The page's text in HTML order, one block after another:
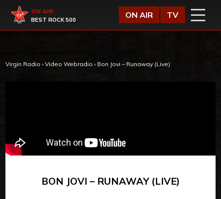
Virgin Radio
ON AIR
BEST ROCK 500
ON AIR TV
Virgin Radio › Video Webradio › Bon Jovi – Runaway (Live)
BON JOVI – RUNAWAY (LIVE)